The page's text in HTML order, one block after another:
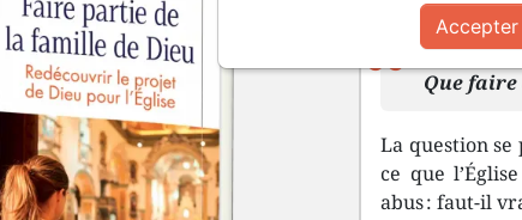
Description
Que faire
La question se
ce que
abus : faut-il